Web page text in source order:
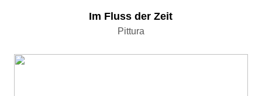
Im Fluss der Zeit
Pittura